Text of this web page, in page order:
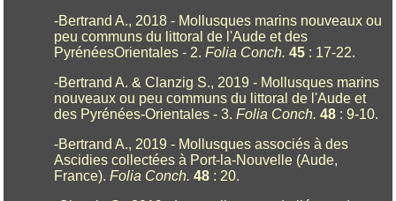
-Bertrand A., 2018 - Mollusques marins nouveaux ou
peu communs du littoral de l'Aude et des
PyrénéesOrientales - 2.Folia Conch. 45 : 17-22.
-Bertrand A. & Clanzig S., 2019 - Mollusques marins
nouveaux ou peu communs du littoral de l'Aude et
des Pyrénées-Orientales - 3.Folia Conch. 48 : 9-10.
-Bertrand A., 2019 - Mollusques associés à des
Ascidies collectées à Port-la-Nouvelle (Aude,
France).Folia Conch. 48 : 20.